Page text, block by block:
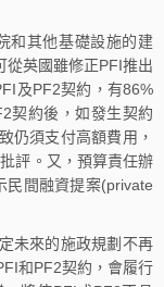
其他基礎設施的建
從英國雖修正PFI推出
及PF2契約，有86%
契約後，如發生契約
仍須支付高額費用，
評。又，預算責任辦
民間融資提案(private
未來的施政規劃不再
和PF2契約，會履行